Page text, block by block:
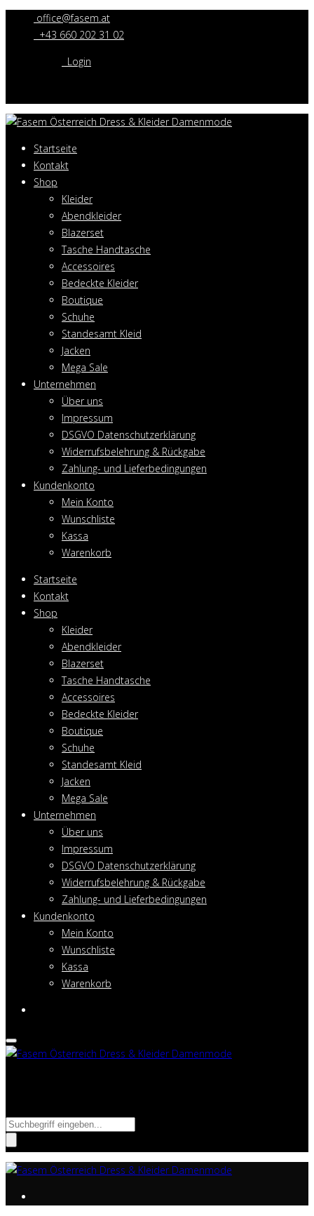
office@fasem.at
+43 660 202 31 02
Login
Startseite
Kontakt
Shop
Kleider
Abendkleider
Blazerset
Tasche Handtasche
Accessoires
Bedeckte Kleider
Boutique
Schuhe
Standesamt Kleid
Jacken
Mega Sale
Unternehmen
Über uns
Impressum
DSGVO Datenschutzerklärung
Widerrufsbelehrung & Rückgabe
Zahlung- und Lieferbedingungen
Kundenkonto
Mein Konto
Wunschliste
Kassa
Warenkorb
Startseite
Kontakt
Shop
Kleider
Abendkleider
Blazerset
Tasche Handtasche
Accessoires
Bedeckte Kleider
Boutique
Schuhe
Standesamt Kleid
Jacken
Mega Sale
Unternehmen
Über uns
Impressum
DSGVO Datenschutzerklärung
Widerrufsbelehrung & Rückgabe
Zahlung- und Lieferbedingungen
Kundenkonto
Mein Konto
Wunschliste
Kassa
Warenkorb